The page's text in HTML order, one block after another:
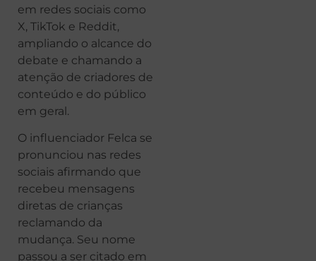
em redes sociais como
X, TikTok e Reddit,
ampliando o alcance do
debate e chamando a
atenção de criadores de
conteúdo e do público
em geral.
O influenciador Felca se
pronunciou nas redes
sociais afirmando que
recebeu mensagens
diretas de crianças
reclamando da
mudança. Seu nome
passou a ser citado em